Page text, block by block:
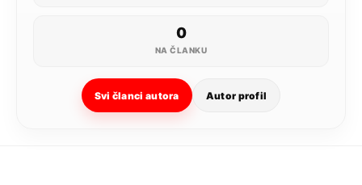
0
NA ČLANKU
Svi članci autora Autor profil